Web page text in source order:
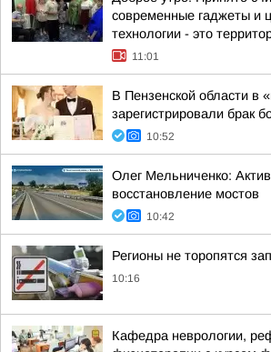
современные гаджеты и
технологии - это
11:01
В Пензенской области в
зарегистрировали брак
10:52
Олег Мельниченко:
восстановление мостов
10:42
Регионы не торопятся
10:16
Кафедра неврологии,